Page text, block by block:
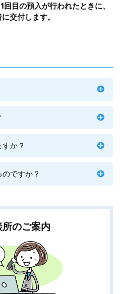
目の預入が行われたときに、
交付します。
か？
ですか？
のご案内